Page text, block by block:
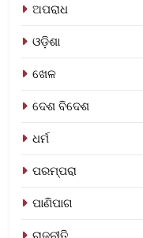
ଅପରାଧ
ଓଡ଼ିଶା
ଖେଳ
ଦେଶ ବିଦେଶ
ଧର୍ମ
ପରମ୍ପରା
ପାଣିପାଗ